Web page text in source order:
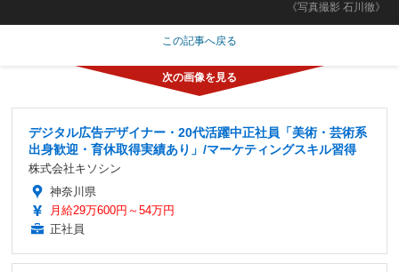
《写真撮影 石川徹》
この記事へ戻る
デジタル広告デザイナー・20代活躍中正社員「美術・芸術系
出身歓迎・育休取得実績あり」/マーケティングスキル習得
株式会社キソシン
神奈川県
月給29万600円～54万円
正社員